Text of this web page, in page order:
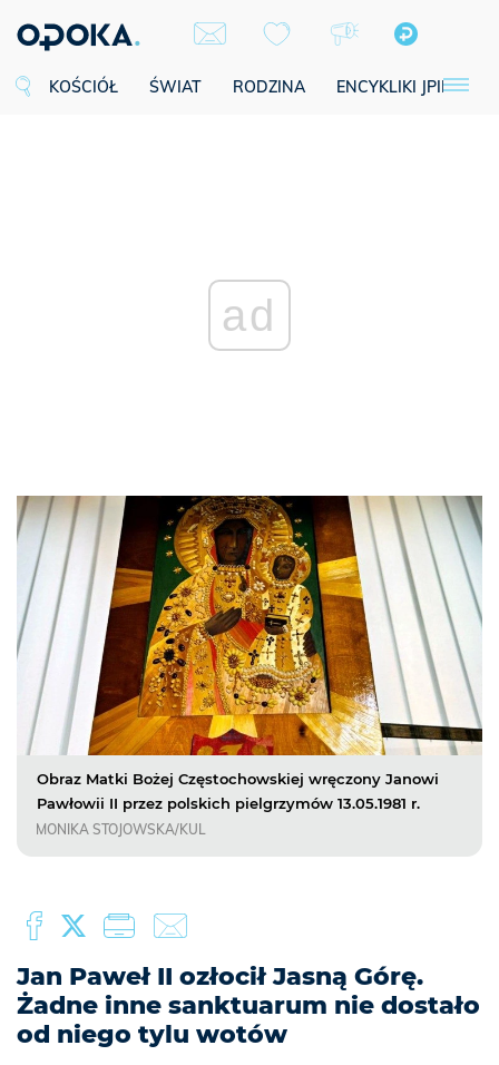
KOŚCIÓŁ ŚWIAT RODZINA ENCYKLIKI JPII
ad
Obraz Matki Bożej Częstochowskiej wręczony Janowi
Pawłowii II przez polskich pielgrzymów 13.05.1981 r.
MONIKA STOJOWSKA/KUL
Jan Paweł II ozłocił Jasną Górę.
Żadne inne sanktuarum nie dostało
od niego tylu wotów